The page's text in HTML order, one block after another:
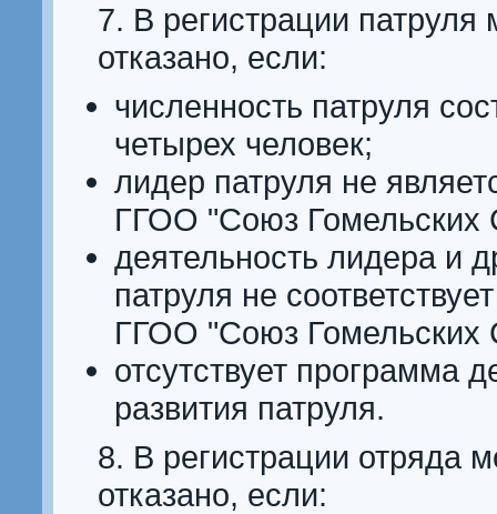
7. В регистрации патруля
отказано, если:
численность патруля
четырех человек;
лидер патруля не
ГГОО "Союз Гомельских
деятельность лидера и
патруля не
ГГОО "Союз Гомельских
отсутствует программа
развития патруля.
8. В регистрации отряда
отказано, если: